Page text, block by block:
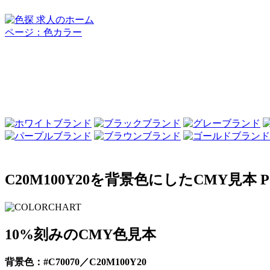
C20M100Y20を背景色にしたCMY見本
10%刻みのCMY色見本
背景色：#C70070／C20M100Y20